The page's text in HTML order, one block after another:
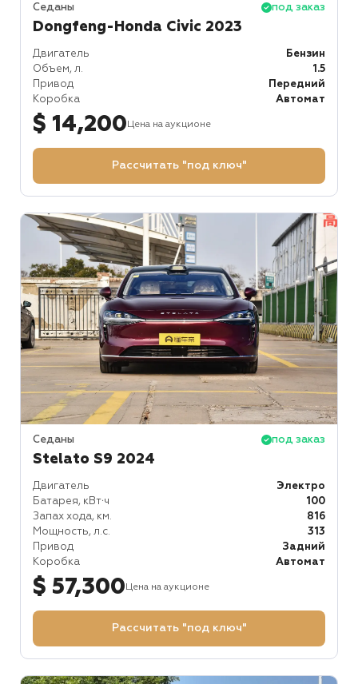
Седаны под заказ
Dongfeng-Honda Civic 2023
Двигатель
Бензин
Объем, л.
1.5
Привод
Передний
Коробка
Автомат
$ 14,200 Цена на аукционе
Рассчитать "под ключ"
Седаны под заказ
Stelato S9 2024
Двигатель
Электро
Батарея, кВт⋅ч
100
Запах хода, км.
816
Мощность, л.с.
313
Привод
Задний
Коробка
Автомат
$ 57,300 Цена на аукционе
Рассчитать "под ключ"